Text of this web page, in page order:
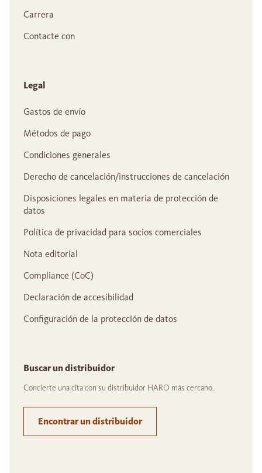
Carrera
Contacte con
Legal
Gastos de envío
Métodos de pago
Condiciones generales
Derecho de cancelación/instrucciones de cancelación
Disposiciones legales en materia de protección de
datos
Política de privacidad para socios comerciales
Nota editorial
Compliance (CoC)
Declaración de accesibilidad
Configuración de la protección de datos
Buscar un distribuidor
Concierte una cita con su distribuidor HARO más cercano..
Encontrar un distribuidor